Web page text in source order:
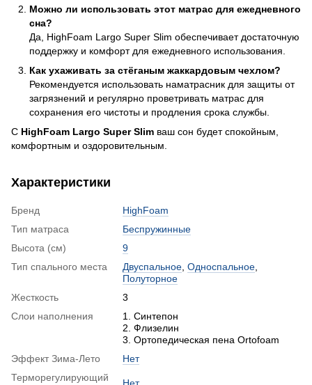
Можно ли использовать этот матрас для ежедневного
сна?
Да, HighFoam Largo Super Slim обеспечивает достаточную
поддержку и комфорт для ежедневного использования.
Как ухаживать за стёганым жаккардовым чехлом?
Рекомендуется использовать наматрасник для защиты от
загрязнений и регулярно проветривать матрас для
сохранения его чистоты и продления срока службы.
С HighFoam Largo Super Slim ваш сон будет спокойным,
комфортным и оздоровительным.
Характеристики
Бренд
HighFoam
Тип матраса
Беспружинные
Высота (см)
9
Тип спального места
Двуспальное, Односпальное,
Полуторное
Жесткость
3
Слои наполнения
1. Синтепон
2. Флизелин
3. Ортопедическая пена Ortofoam
Эффект Зима-Лето
Нет
Терморегулирующий